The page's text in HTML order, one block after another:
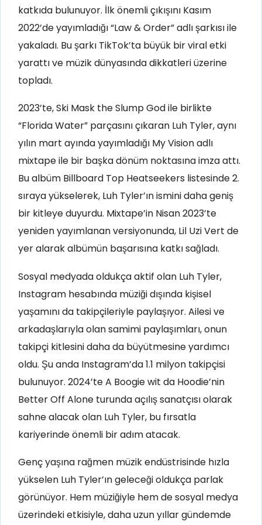
katkıda bulunuyor. İlk önemli çıkışını Kasım
2022’de yayımladığı “Law & Order” adlı şarkısı ile
yakaladı. Bu şarkı TikTok’ta büyük bir viral etki
yarattı ve müzik dünyasında dikkatleri üzerine
topladı.
2023’te, Ski Mask the Slump God ile birlikte
“Florida Water” parçasını çıkaran Luh Tyler, aynı
yılın mart ayında yayımladığı My Vision adlı
mixtape ile bir başka dönüm noktasına imza attı.
Bu albüm Billboard Top Heatseekers listesinde 2.
sıraya yükselerek, Luh Tyler’ın ismini daha geniş
bir kitleye duyurdu. Mixtape’in Nisan 2023’te
yeniden yayımlanan versiyonunda, Lil Uzi Vert de
yer alarak albümün başarısına katkı sağladı.
Sosyal medyada oldukça aktif olan Luh Tyler,
Instagram hesabında müziği dışında kişisel
yaşamını da takipçileriyle paylaşıyor. Ailesi ve
arkadaşlarıyla olan samimi paylaşımları, onun
takipçi kitlesini daha da büyütmesine yardımcı
oldu. Şu anda Instagram’da 1.1 milyon takipçisi
bulunuyor. 2024’te A Boogie wit da Hoodie’nin
Better Off Alone turunda açılış sanatçısı olarak
sahne alacak olan Luh Tyler, bu fırsatla
kariyerinde önemli bir adım atacak.
Genç yaşına rağmen müzik endüstrisinde hızla
yükselen Luh Tyler’ın geleceği oldukça parlak
görünüyor. Hem müziğiyle hem de sosyal medya
üzerindeki etkisiyle, daha uzun yıllar gündemde